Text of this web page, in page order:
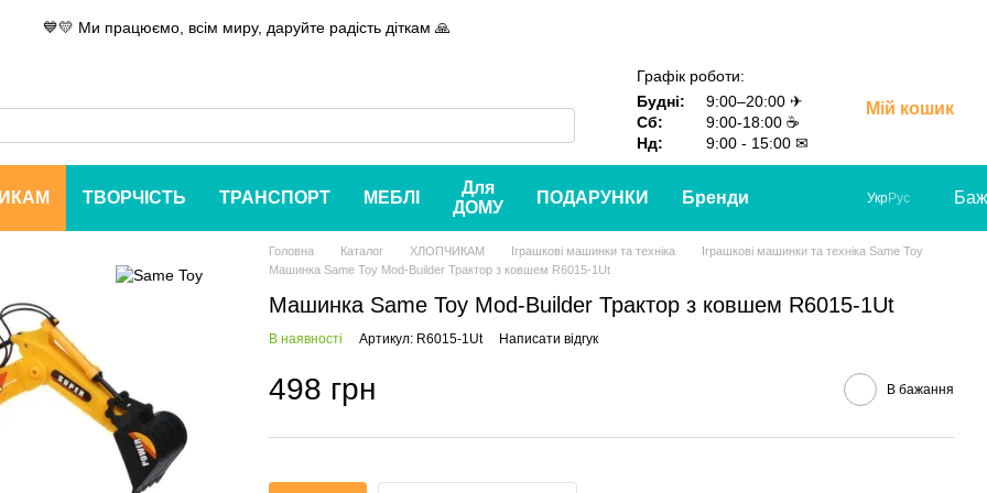
💙💛 Ми працюємо, всім миру, даруйте радість діткам 🙏
Графік роботи:
Будні:
9:00–20:00 ✈
Сб:
9:00-18:00 ☕
Нд:
9:00 - 15:00 ✉
Мій кошик
ТВОРЧІСТЬ ТРАНСПОРТ МЕБЛІ
Для
ДОМУ
ПОДАРУНКИ Бренди УкрРус
Головна Каталог ХЛОПЧИКАМ Іграшкові машинки та техніка
Іграшкові машинки та техніка Same Toy
Машинка Same Toy Mod-Builder Трактор з ковшем R6015-1Ut
Машинка Same Toy Mod-Builder Трактор з ковшем R6015-1Ut
В наявності Артикул: R6015-1Ut Написати відгук
498 грн В бажання